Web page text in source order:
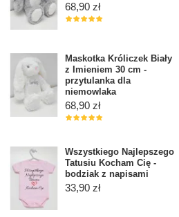
68,90 zł
Maskotka Króliczek Biały
z Imieniem 30 cm -
przytulanka dla
niemowlaka
68,90 zł
Wszystkiego Najlepszego
Tatusiu Kocham Cię -
bodziak z napisami
33,90 zł